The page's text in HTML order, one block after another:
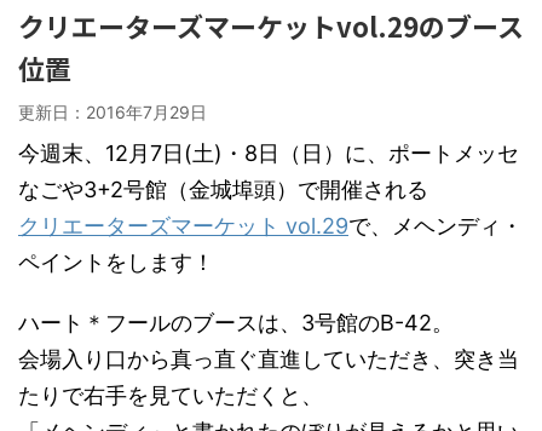
クリエーターズマーケットvol.29のブース
位置
更新日： 2016年7月29日
今週末、12月7日(土)・8日（日）に、ポートメッセ
なごや3+2号館（金城埠頭）で開催される
クリエーターズマーケット vol.29で、メヘンディ・
ペイントをします！
ハート＊フールのブースは、3号館のB-42。
会場入り口から真っ直ぐ直進していただき、突き当
たりで右手を見ていただくと、